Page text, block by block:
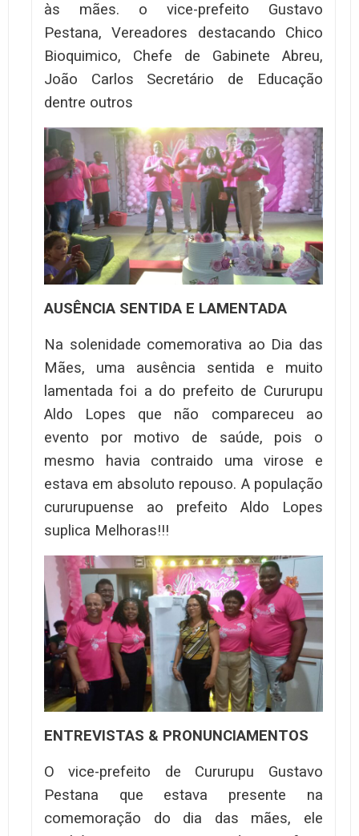
às mães. o vice-prefeito Gustavo
Pestana, Vereadores destacando Chico
Bioquimico, Chefe de Gabinete Abreu,
João Carlos Secretário de Educação
dentre outros
AUSÊNCIA SENTIDA E LAMENTADA
Na solenidade comemorativa ao Dia das
Mães, uma ausência sentida e muito
lamentada foi a do prefeito de Cururupu
Aldo Lopes que não compareceu ao
evento por motivo de saúde, pois o
mesmo havia contraido uma virose e
estava em absoluto repouso. A população
cururupuense ao prefeito Aldo Lopes
suplica Melhoras!!!
ENTREVISTAS & PRONUNCIAMENTOS
O vice-prefeito de Cururupu Gustavo
Pestana que estava presente na
comemoração do dia das mães, ele